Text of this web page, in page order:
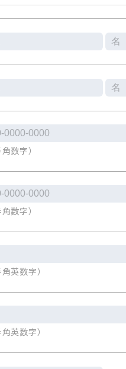
角数字）
角数字）
角英数字）
角英数字）